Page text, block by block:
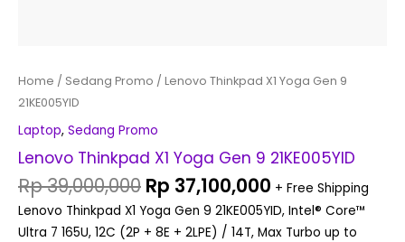
Home / Sedang Promo / Lenovo Thinkpad X1 Yoga Gen 9
21KE005YID
Laptop, Sedang Promo
Lenovo Thinkpad X1 Yoga Gen 9 21KE005YID
Rp39,000,000 Rp 37,100,000 + Free Shipping
Lenovo Thinkpad X1 Yoga Gen 9 21KE005YID, Intel® Core™
Ultra 7 165U, 12C (2P + 8E + 2LPE) / 14T, Max Turbo up to